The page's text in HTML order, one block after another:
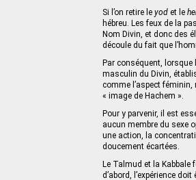
Si l’on retire le yod et le
hébreu. Les feux de la
Nom Divin, et donc des
découle du fait que
Par conséquent, lorsque
masculin du Divin,
comme l’aspect
« image de Hachem ».
Pour y parvenir, il est
aucun membre du sexe
une action, la
doucement écartées.
Le Talmud et la
d’abord, l’expérience